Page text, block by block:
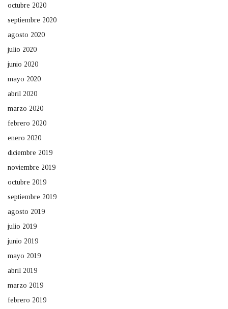
octubre 2020
septiembre 2020
agosto 2020
julio 2020
junio 2020
mayo 2020
abril 2020
marzo 2020
febrero 2020
enero 2020
diciembre 2019
noviembre 2019
octubre 2019
septiembre 2019
agosto 2019
julio 2019
junio 2019
mayo 2019
abril 2019
marzo 2019
febrero 2019